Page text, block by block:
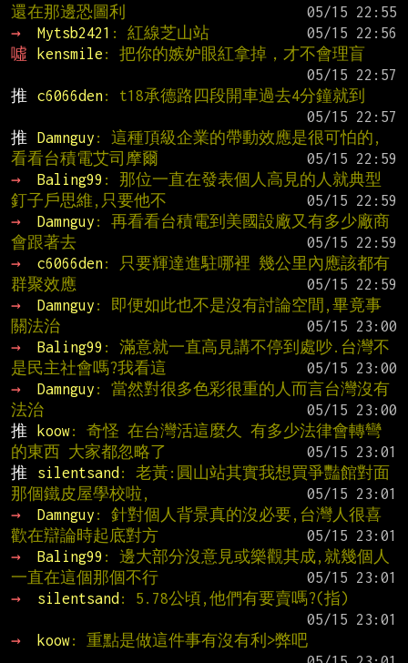
還在那邊恐圖利
→
Mytsb2421 : 紅線芝山站
噓
kensmile : 把你的嫉妒眼紅拿掉，才不會理盲
推
c6066den: t18承德路四段開車過去4分鐘就到
推
Damnguy : 這種頂級企業的帶動效應是很可怕的,
看看台積電艾司摩爾
→
Baling99 : 那位一直在發表個人高見的人就典型
釘子戶思維,只要他不
→
Damnguy : 再看看台積電到美國設廠又有多少廠商
會跟著去
→
c6066den: 只要輝達進駐哪裡 幾公里內應該都有
群聚效應
→
Damnguy : 即便如此也不是沒有討論空間,畢竟事
關法治
→
Baling99 : 滿意就一直高見講不停到處吵.台灣不
是民主社會嗎?我看這
→
Damnguy : 當然對很多色彩很重的人而言台灣沒有
法治
推
koow: 奇怪 在台灣活這麼久 有多少法律會轉彎
的東西 大家都忽略了
推
silentsand : 老黃:圓山站其實我想買爭豔館對面
那個鐵皮屋學校啦,
→
Damnguy : 針對個人背景真的沒必要,台灣人很喜
歡在辯論時起底對方
→
Baling99 : 邊大部分沒意見或樂觀其成,就幾個人
一直在這個那個不行
→
silentsand : 5.78公頃,他們有要賣嗎?(指)
→
koow: 重點是做這件事有沒有利>弊吧